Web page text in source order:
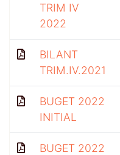
TRIM IV
2022
BILANT
TRIM.IV.2021
BUGET 2022
INITIAL
BUGET 2022